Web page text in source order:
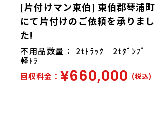
[片付けマン東伯] 東伯郡琴浦町
にて片付けのご依頼を承りまし
た!
不用品数量： 2tﾄﾗｯｸ 2tﾀﾞﾝﾌﾟ
軽ﾄﾗ
回収料金： ¥660,000 (税込)